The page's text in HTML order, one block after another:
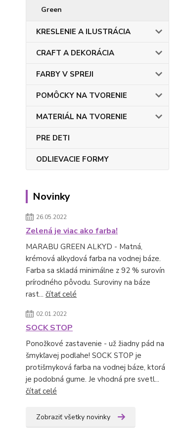
Green
KRESLENIE A ILUSTRÁCIA
CRAFT A DEKORÁCIA
FARBY V SPREJI
POMÔCKY NA TVORENIE
MATERIÁL NA TVORENIE
PRE DETI
ODLIEVACIE FORMY
Novinky
26.05.2022
Zelená je viac ako farba!
MARABU GREEN ALKYD - Matná,
krémová alkydová farba na vodnej báze.
Farba sa skladá minimálne z 92 % surovín
prírodného pôvodu. Suroviny na báze
rast... čítať celé
02.01.2022
SOCK STOP
Ponožkové zastavenie - už žiadny pád na
šmykľavej podlahe! SOCK STOP je
protišmyková farba na vodnej báze, ktorá
je podobná gume. Je vhodná pre svetl...
čítať celé
Zobraziť všetky novinky